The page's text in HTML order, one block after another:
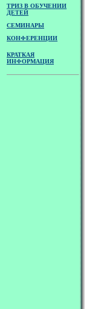
ТРИЗ В ОБУЧЕНИИ
ДЕТЕЙ
СЕМИНАРЫ
КОНФЕРЕНЦИИ
КРАТКАЯ
ИНФОРМАЦИЯ